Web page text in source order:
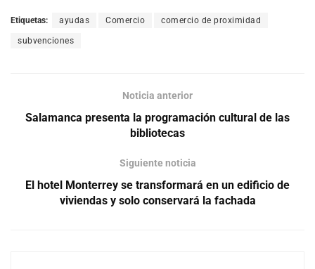
Etiquetas: ayudas Comercio comercio de proximidad
subvenciones
Noticia anterior
Salamanca presenta la programación cultural de las
bibliotecas
Siguiente noticia
El hotel Monterrey se transformará en un edificio de
viviendas y solo conservará la fachada